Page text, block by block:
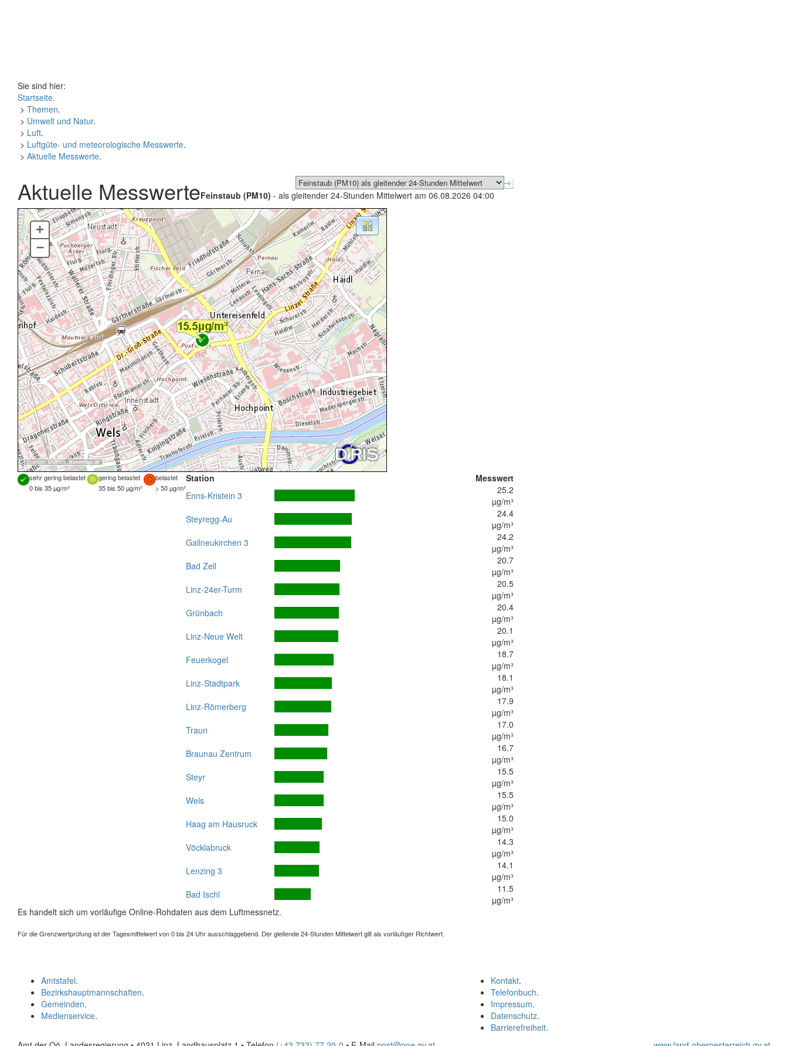
Sie sind hier:
Startseite.
> Themen.
> Umwelt und Natur.
> Luft.
> Luftgüte- und meteorologische Messwerte.
> Aktuelle Messwerte.
Aktuelle MesswerteFeinstaub (PM10) - als gleitender 24-Stunden Mittelwert am 06.08.2026 04:00
Quellen: DORIS, basemap.at
+
–
sehr gering belastet gering belastet
belastet
0 bis 35 µg/m³
35 bis 50 µg/m³ > 50 µg/m³
Station
Messwert
Enns-Kristein 3
25.2
µg/m³
Steyregg-Au
24.4
µg/m³
Gallneukirchen 3
24.2
µg/m³
Bad Zell
20.7
µg/m³
Linz-24er-Turm
20.5
µg/m³
Grünbach
20.4
µg/m³
Linz-Neue Welt
20.1
µg/m³
Feuerkogel
18.7
µg/m³
Linz-Stadtpark
18.1
µg/m³
Linz-Römerberg
17.9
µg/m³
Traun
17.0
µg/m³
Braunau Zentrum
16.7
µg/m³
Steyr
15.5
µg/m³
Wels
15.5
µg/m³
Haag am Hausruck
15.0
µg/m³
Vöcklabruck
14.3
µg/m³
Lenzing 3
14.1
µg/m³
Bad Ischl
11.5
µg/m³
Es handelt sich um vorläufige Online-Rohdaten aus dem Luftmessnetz.
Für die Grenzwertprüfung ist der Tagesmittelwert von 0 bis 24 Uhr ausschlaggebend. Der gleitende 24-Stunden Mittelwert gilt als vorläufiger Richtwert.
Kontakt.
Telefonbuch.
Impressum.
Datenschutz.
Barrierefreiheit.
Amtstafel.
Bezirkshauptmannschaften.
Gemeinden.
Medienservice.